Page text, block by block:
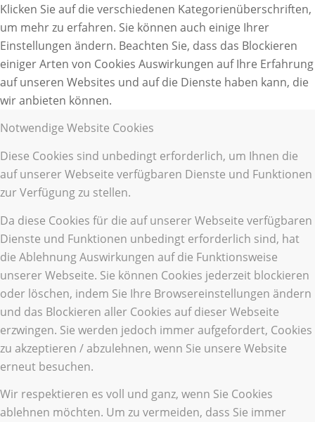
Klicken Sie auf die verschiedenen Kategorienüberschriften,
um mehr zu erfahren. Sie können auch einige Ihrer
Einstellungen ändern. Beachten Sie, dass das Blockieren
einiger Arten von Cookies Auswirkungen auf Ihre Erfahrung
auf unseren Websites und auf die Dienste haben kann, die
wir anbieten können.
Notwendige Website Cookies
Diese Cookies sind unbedingt erforderlich, um Ihnen die
auf unserer Webseite verfügbaren Dienste und Funktionen
zur Verfügung zu stellen.
Da diese Cookies für die auf unserer Webseite verfügbaren
Dienste und Funktionen unbedingt erforderlich sind, hat
die Ablehnung Auswirkungen auf die Funktionsweise
unserer Webseite. Sie können Cookies jederzeit blockieren
oder löschen, indem Sie Ihre Browsereinstellungen ändern
und das Blockieren aller Cookies auf dieser Webseite
erzwingen. Sie werden jedoch immer aufgefordert, Cookies
zu akzeptieren / abzulehnen, wenn Sie unsere Website
erneut besuchen.
Wir respektieren es voll und ganz, wenn Sie Cookies
ablehnen möchten. Um zu vermeiden, dass Sie immer